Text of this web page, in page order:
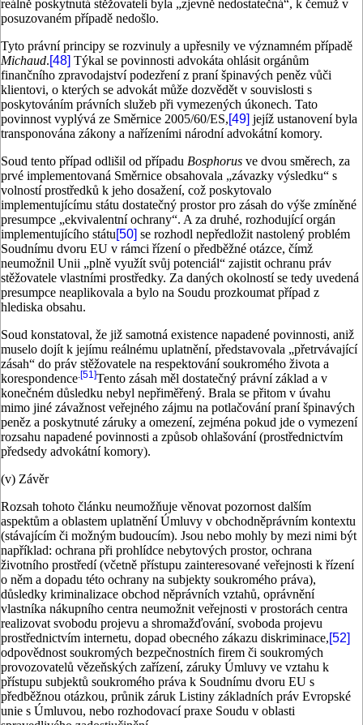
reálně poskytnutá stěžovateli byla „zjevně nedostatečná“, k čemuž v
posuzovaném případě nedošlo.
Tyto právní principy se rozvinuly a upřesnily ve významném případě
Michaud.[48] Týkal se povinnosti advokáta ohlásit orgánům
finančního zpravodajství podezření z praní špinavých peněz vůči
klientovi, o kterých se advokát může dozvědět v souvislosti s
poskytováním právních služeb při vymezených úkonech. Tato
povinnost vyplývá ze Směrnice 2005/60/ES,[49] jejíž ustanovení byla
transponována zákony a nařízeními národní advokátní komory.
Soud tento případ odlišil od případu Bosphorus ve dvou směrech, za
prvé implementovaná Směrnice obsahovala „závazky výsledku“ s
volností prostředků k jeho dosažení, což poskytovalo
implementujícímu státu dostatečný prostor pro zásah do výše zmíněné
presumpce „ekvivalentní ochrany“. A za druhé, rozhodující orgán
implementujícího státu[50] se rozhodl nepředložit nastolený problém
Soudnímu dvoru EU v rámci řízení o předběžné otázce, čímž
neumožnil Unii „plně využít svůj potenciál“ zajistit ochranu práv
stěžovatele vlastními prostředky. Za daných okolností se tedy uvedená
presumpce neaplikovala a bylo na Soudu prozkoumat případ z
hlediska obsahu.
Soud konstatoval, že již samotná existence napadené povinnosti, aniž
muselo dojít k jejímu reálnému uplatnění, představovala „přetrvávající
zásah“ do práv stěžovatele na respektování soukromého života a
korespondence.[51]Tento zásah měl dostatečný právní základ a v
konečném důsledku nebyl nepřiměřený. Brala se přitom v úvahu
mimo jiné závažnost veřejného zájmu na potlačování praní špinavých
peněz a poskytnuté záruky a omezení, zejména pokud jde o vymezení
rozsahu napadené povinnosti a způsob ohlašování (prostřednictvím
předsedy advokátní komory).
(v) Závěr
Rozsah tohoto článku neumožňuje věnovat pozornost dalším
aspektům a oblastem uplatnění Úmluvy v obchodněprávním kontextu
(stávajícím či možným budoucím). Jsou nebo mohly by mezi nimi být
například: ochrana při prohlídce nebytových prostor, ochrana
životního prostředí (včetně přístupu zainteresované veřejnosti k řízení
o něm a dopadu této ochrany na subjekty soukromého práva),
důsledky kriminalizace obchod něprávních vztahů, oprávnění
vlastníka nákupního centra neumožnit veřejnosti v prostorách centra
realizovat svobodu projevu a shromažďování, svoboda projevu
prostřednictvím internetu, dopad obecného zákazu diskriminace,[52]
odpovědnost soukromých bezpečnostních firem či soukromých
provozovatelů vězeňských zařízení, záruky Úmluvy ve vztahu k
přístupu subjektů soukromého práva k Soudnímu dvoru EU s
předběžnou otázkou, průnik záruk Listiny základních práv Evropské
unie s Úmluvou, nebo rozhodovací praxe Soudu v oblasti